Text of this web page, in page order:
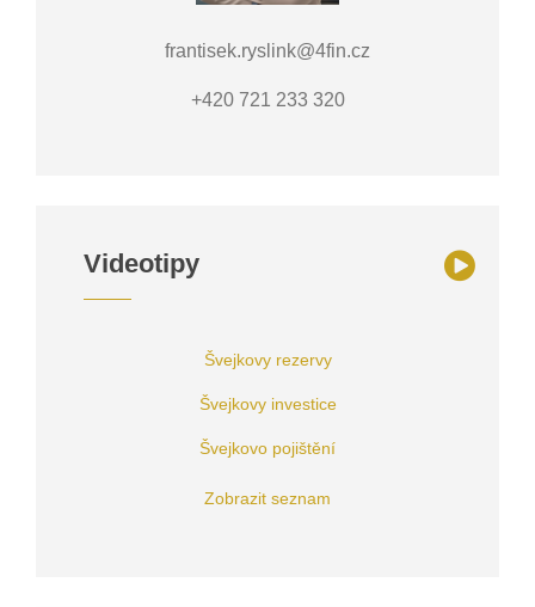
frantisek.ryslink@4fin.cz
+420 721 233 320
Videotipy
Švejkovy rezervy
Švejkovy investice
Švejkovo pojištění
Zobrazit seznam